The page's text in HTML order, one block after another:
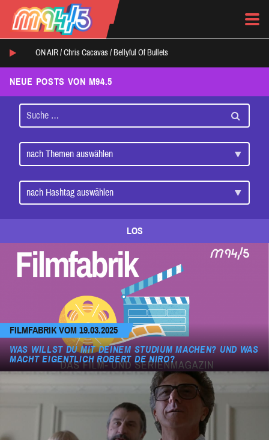
ON AIR / Chris Cacavas / Bellyful Of Bullets
NEUE POSTS VON M94.5
LOS
FILMFABRIK VOM 19.03.2025
WAS WILLST DU MIT DEINEM STUDIUM MACHEN? UND WAS
MACHT EIGENTLICH ROBERT DE NIRO?